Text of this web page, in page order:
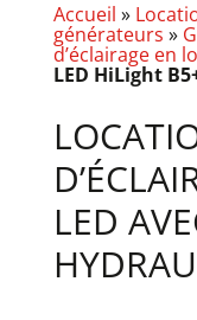
Accueil »
générateurs »
d’éclairage en
LED HiLight
LED